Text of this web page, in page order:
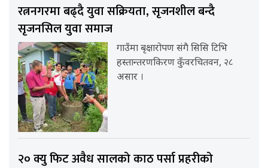
रत्ननगरमा बढ्दै युवा सक्रियता, सृजनशील बन्दै
सृजनसिल युवा समाज
गाउँमा बृक्षारोपण संगै सिसि टिभि
हस्तान्तरणकिरण कुँवरचितवन, २८
असार ।
२० क्यु फिट अवैध सालको काठ पर्सा प्रहरीको